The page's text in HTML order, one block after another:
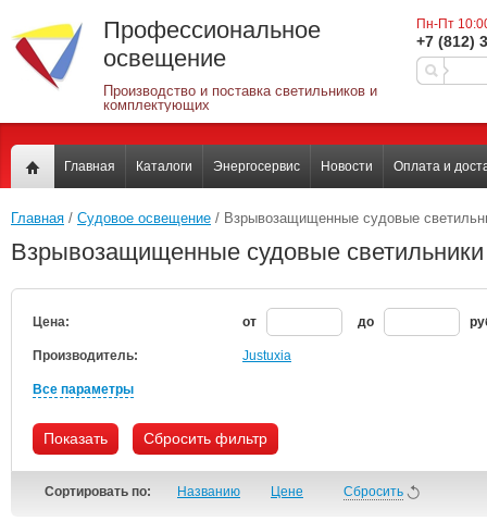
Профессиональное
освещение
Производство и поставка светильников и
комплектующих
Пн-Пт
+7 (812)
Главная Каталоги Энергосервис Новости Оплата и
Главная / Судовое освещение / Взрывозащищенные судовые
Взрывозащищенные судовые светильники
Цена: от до
Производитель: Justuxia
Все параметры
Показать Сбросить фильтр
Сортировать по: Названию Цене Сбросить